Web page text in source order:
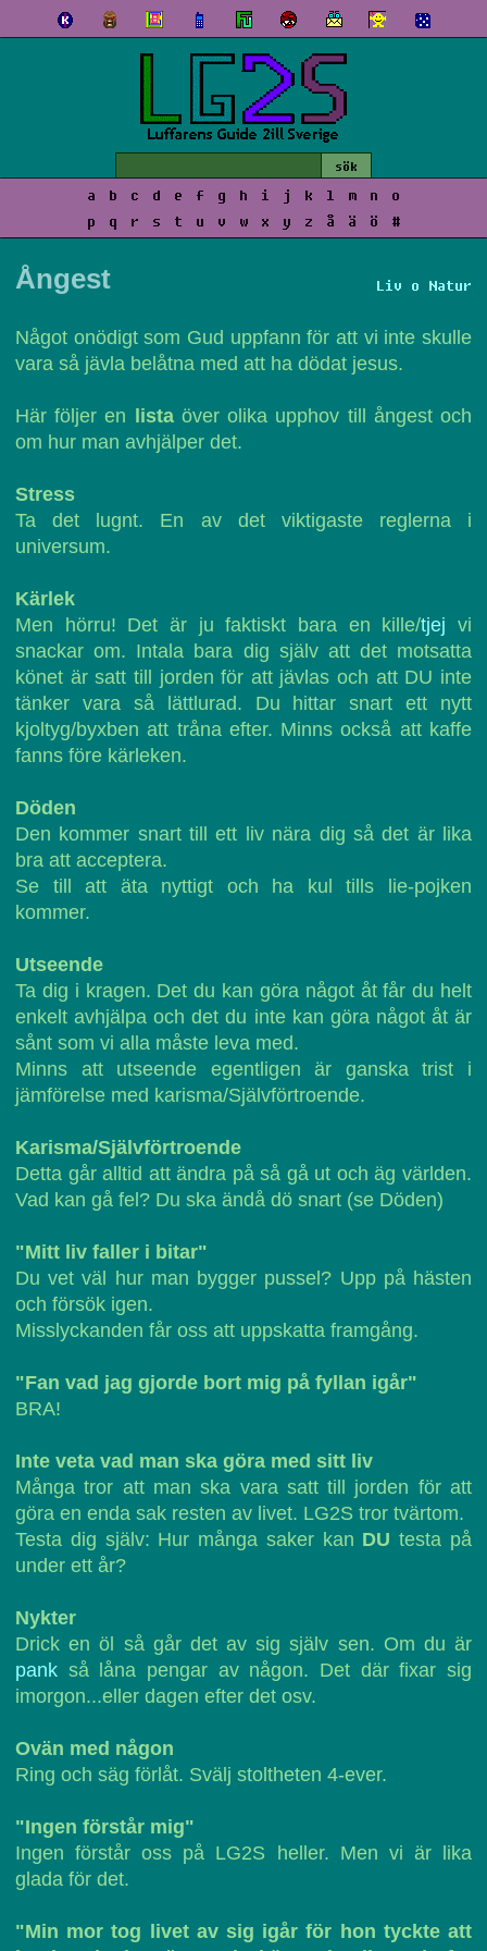
a b c d e f g h i j k l m n
o
p
q r s t u v w x y z å ä ö #
Liv o Natur
Ångest
Något onödigt som Gud uppfann för att vi inte skulle
vara så jävla belåtna med att ha dödat jesus.
Här följer en listaöver olika upphov till ångest och
om hur man avhjälper det.
Stress
Ta det lugnt. En av det viktigaste reglerna i
universum.
Kärlek
Men hörru! Det är ju faktiskt bara en kille/tjej vi
snackar om. Intala bara dig själv att det motsatta
könet är satt till jorden för att jävlas och att DU inte
tänker vara så lättlurad. Du hittar snart ett nytt
kjoltyg/byxben att tråna efter. Minns också att kaffe
fanns före kärleken.
Döden
Den kommer snart till ett liv nära dig så det är lika
bra att acceptera.
Se till att äta nyttigt och ha kul tills lie-pojken
kommer.
Utseende
Ta dig i kragen. Det du kan göra något åt får du helt
enkelt avhjälpa och det du inte kan göra något åt är
sånt som vi alla måste leva med.
Minns att utseende egentligen är ganska trist i
jämförelse med karisma/Självförtroende.
Karisma/Självförtroende
Detta går alltid att ändra på så gå ut och äg världen.
Vad kan gå fel? Du ska ändå dö snart (se Döden)
"Mitt liv faller i bitar"
Du vet väl hur man bygger pussel? Upp på hästen
och försök igen.
Misslyckanden får oss att uppskatta framgång.
"Fan vad jag gjorde bort mig på fyllan igår"
BRA!
Inte veta vad man ska göra med sitt liv
Många tror att man ska vara satt till jorden för att
göra en enda sak resten av livet. LG2S tror tvärtom.
Testa dig själv: Hur många saker kan DU testa på
under ett år?
Nykter
Drick en öl så går det av sig själv sen. Om du är
pank så låna pengar av någon. Det där fixar sig
imorgon...eller dagen efter det osv.
Ovän med någon
Ring och säg förlåt. Svälj stoltheten 4-ever.
"Ingen förstår mig"
Ingen förstår oss på LG2S heller. Men vi är lika
glada för det.
"Min mor tog livet av sig igår för hon tyckte att